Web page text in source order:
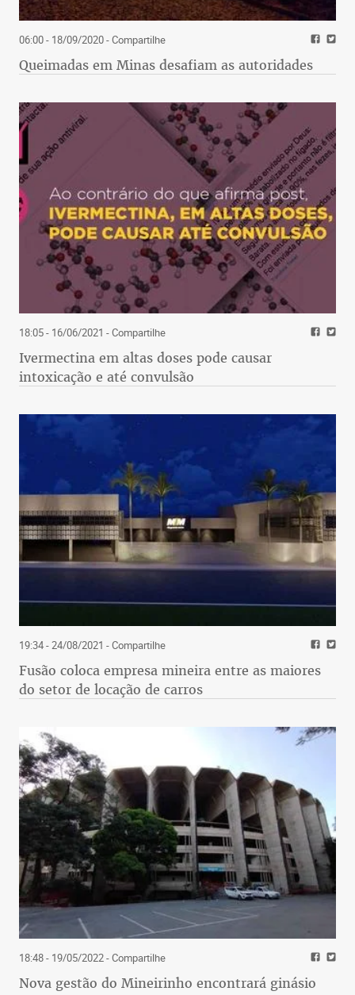
06:00 - 18/09/2020- Compartilhe
Queimadas em Minas desafiam as autoridades
18:05 - 16/06/2021 - Compartilhe
Ivermectina em altas doses pode causar
intoxicação e até convulsão
19:34 - 24/08/2021 - Compartilhe
Fusão coloca empresa mineira entre as maiores
do setor de locação de carros
18:48 - 19/05/2022- Compartilhe
Nova gestão do Mineirinho encontrará ginásio